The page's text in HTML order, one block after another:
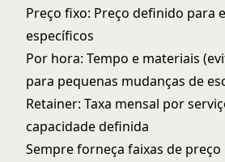
Preço fixo: Preço definido para
específicos
Por hora: Tempo e materiais
para pequenas mudanças de
Retainer: Taxa mensal por
capacidade definida
Sempre forneça faixas de